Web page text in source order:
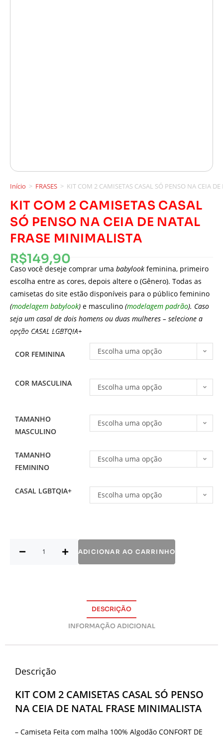
Início > FRASES > KIT COM 2 CAMISETAS CASAL SÓ PENSO NA CEIA
KIT COM 2 CAMISETAS CASAL
SÓ PENSO NA CEIA DE NATAL
FRASE MINIMALISTA
R$149,90
Caso você deseje comprar uma babylook feminina, primeiro
escolha entre as cores, depois altere o (Gênero). Todas as
camisetas do site estão disponíveis para o público feminino
(modelagem babylook) e masculino (modelagem padrão). Caso
seja um casal de dois homens ou duas mulheres – selecione a
opção CASAL LGBTQIA+
COR FEMININA Escolha uma opção
COR MASCULINA Escolha uma opção
TAMANHO
MASCULINO
Escolha uma opção
TAMANHO
FEMININO
Escolha uma opção
CASAL LGBTQIA+ Escolha uma opção
ADICIONAR AO CARRINHO
DESCRIÇÃO
INFORMAÇÃO ADICIONAL
Descrição
KIT COM 2 CAMISETAS CASAL SÓ PENSO
NA CEIA DE NATAL FRASE MINIMALISTA
– Camiseta Feita com malha 100% Algodão CONFORT DE